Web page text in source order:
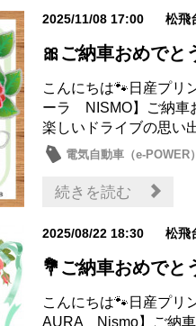
2025/11/08 17:00 松飛
🎀ご納車おめでと
こんにちは🐾日産プリ
ーラ NISMO】ご納車
楽しいドライブの思い
電気自動車（e-POWER）
続きを読む
2025/08/22 18:30 松飛
💐ご納車おめでと
こんにちは🐾日産プリ
AURA Nismo】ご納